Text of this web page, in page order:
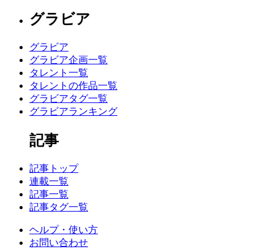
グラビア
グラビア
グラビア企画一覧
タレント一覧
タレントの作品一覧
グラビアタグ一覧
グラビアランキング
記事
記事トップ
連載一覧
記事一覧
記事タグ一覧
ヘルプ・使い方
お問い合わせ